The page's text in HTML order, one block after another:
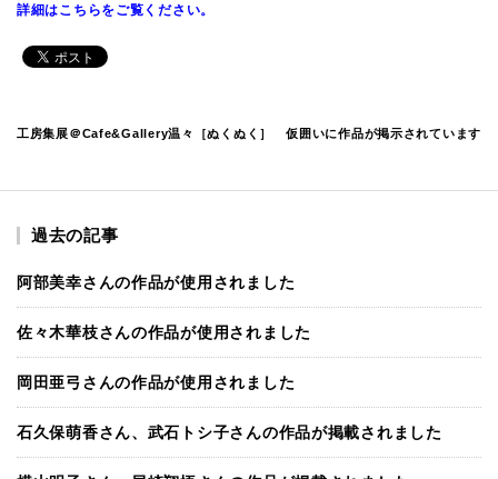
詳細はこちらをご覧ください。
工房集展＠Cafe&Gallery温々［ぬくぬく］ 仮囲いに作品が掲示されています
過去の記事
阿部美幸さんの作品が使用されました
佐々木華枝さんの作品が使用されました
岡田亜弓さんの作品が使用されました
石久保萌香さん、武石トシ子さんの作品が掲載されました